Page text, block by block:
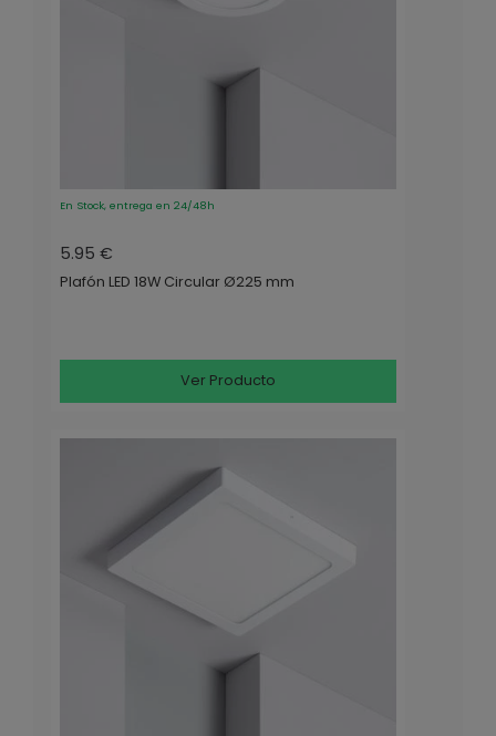
En Stock, entrega en 24/48h
5.95 €
Plafón LED 18W Circular Ø225 mm
Ver Producto